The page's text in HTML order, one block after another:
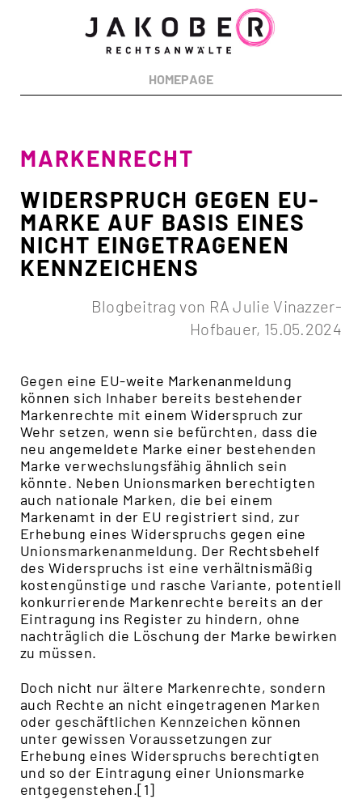
HOMEPAGE
MARKENRECHT
WIDERSPRUCH GEGEN EU-
MARKE AUF BASIS EINES
NICHT EINGETRAGENEN
KENNZEICHENS
Blogbeitrag von RA Julie Vinazzer-
Hofbauer, 15.05.2024
Gegen eine EU-weite Markenanmeldung
können sich Inhaber bereits bestehender
Markenrechte mit einem Widerspruch zur
Wehr setzen, wenn sie befürchten, dass die
neu angemeldete Marke einer bestehenden
Marke verwechslungsfähig ähnlich sein
könnte. Neben Unionsmarken berechtigten
auch nationale Marken, die bei einem
Markenamt in der EU registriert sind, zur
Erhebung eines Widerspruchs gegen eine
Unionsmarkenanmeldung. Der Rechtsbehelf
des Widerspruchs ist eine verhältnismäßig
kostengünstige und rasche Variante, potentiell
konkurrierende Markenrechte bereits an der
Eintragung ins Register zu hindern, ohne
nachträglich die Löschung der Marke bewirken
zu müssen.
Doch nicht nur ältere Markenrechte, sondern
auch Rechte an nicht eingetragenen Marken
oder geschäftlichen Kennzeichen können
unter gewissen Voraussetzungen zur
Erhebung eines Widerspruchs berechtigten
und so der Eintragung einer Unionsmarke
entgegenstehen.[1]
RECHTSGEBIETE: Urheberrecht
Markenrecht
Designrecht
Medienrecht
Wettbewerbsrecht
Datenschutzrecht